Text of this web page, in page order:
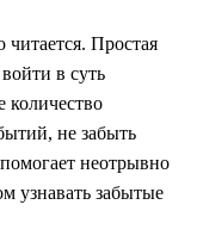
Простая
в суть
количество
не забыть
неотрывно
узнавать забытые